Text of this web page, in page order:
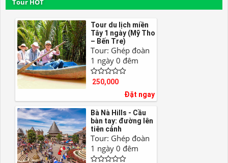
Tour HOT
Tour du lịch miền
Tây 1 ngày (Mỹ Tho
– Bến Tre)
Tour: Ghép đoàn
1 ngày 0 đêm
250,000
Đặt ngay
Bà Nà Hills - Cầu
bàn tay: đường lên
tiên cảnh
Tour: Ghép đoàn
1 ngày 0 đêm